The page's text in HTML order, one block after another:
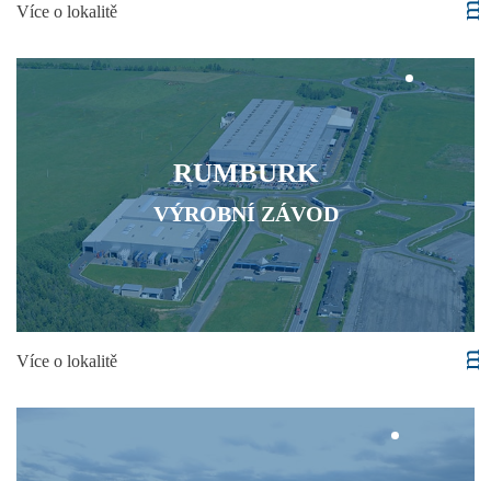
Více o lokalitě
RUMBURK
VÝROBNÍ ZÁVOD
Více o lokalitě